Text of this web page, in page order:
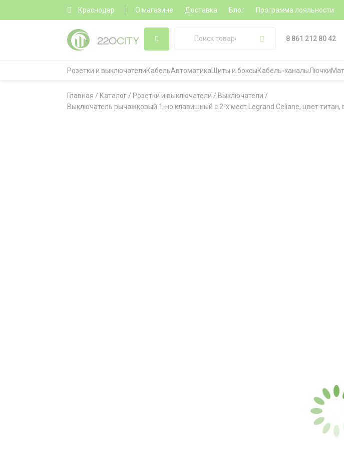
Краснодар О магазине Доставка Блог Программа лояльности
8 861 212 80 42
Розетки и выключателиКабельАвтоматика Щиты и боксыКабель-каналыЛючки
Главная / Каталог / Розетки и выключатели / Выключатели /
Выключатель рычажковый 1-но клавишный с 2-х мест Legrand Celiane, цвет титан,